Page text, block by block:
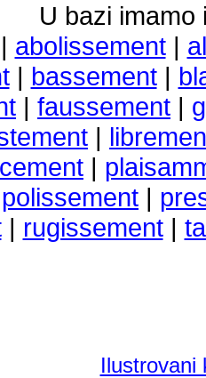
U bazi imamo
abolissement|
| bassement|
| faussement |
|
|
polissement |
| rugissement|
Ilustrovani